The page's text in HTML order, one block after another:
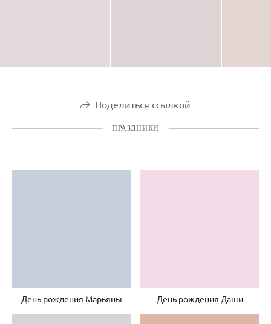
Поделиться ссылкой
ПРАЗДНИКИ
День рождения Марьяны День рождения Даши